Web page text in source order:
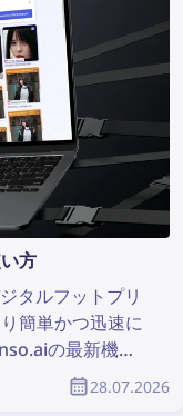
方
タルフットプリ
簡単かつ迅速に
の最新機能
DMCA削除を依
メール文を自動
28.07.2026